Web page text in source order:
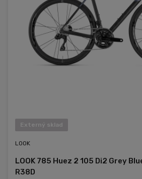
Externý sklad
LOOK
LOOK 785 Huez 2 105 Di2 Grey
R38D